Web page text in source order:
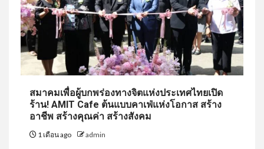
สมาคมเพื่อผู้บกพร่องทางจิตแห่งประเทศไทยเปิด
ร้าน! AMIT Cafe ต้นแบบคาเฟ่แห่งโอกาส สร้าง
อาชีพ สร้างคุณค่า สร้างสังคม
1 เดือน ago admin